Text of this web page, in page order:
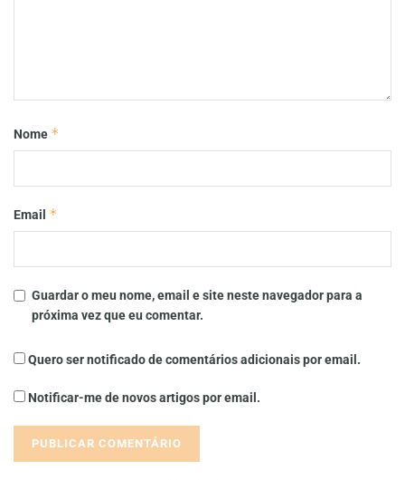
Nome *
Email *
Guardar o meu nome, email e site neste navegador para a
próxima vez que eu comentar.
Quero ser notificado de comentários adicionais por email.
Notificar-me de novos artigos por email.